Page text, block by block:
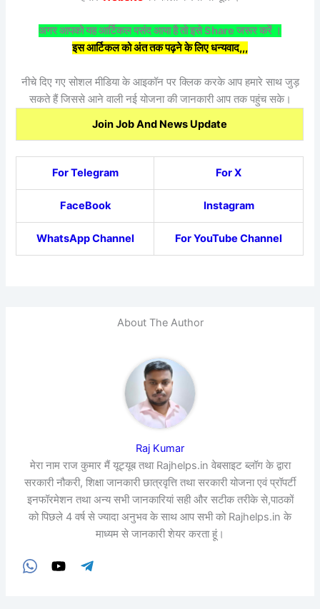
अगर आपको यह आर्टिकल पसंद आया है तो इसे Share जरूर करें ।
इस आर्टिकल को अंत तक पढ़ने के लिए धन्यवाद,,,
नीचे दिए गए सोशल मीडिया के आइकॉन पर क्लिक करके आप हमारे साथ जुड़
सकते हैं जिससे आने वाली नई योजना की जानकारी आप तक पहुंच सके।
Join Job And News Update
For Telegram For X
FaceBook Instagram
WhatsApp Channel For YouTube Channel
About The Author
Raj Kumar
मेरा नाम राज कुमार मैं यूट्यूब तथा Rajhelps.in वेबसाइट ब्लॉग के द्वारा
सरकारी नौकरी, शिक्षा जानकारी छात्रवृत्ति तथा सरकारी योजना एवं प्रॉपर्टी
इनफॉरमेशन तथा अन्य सभी जानकारियां सही और सटीक तरीके से,पाठकों
को पिछले 4 वर्ष से ज्यादा अनुभव के साथ आप सभी को Rajhelps.in के
माध्यम से जानकारी शेयर करता हूं।